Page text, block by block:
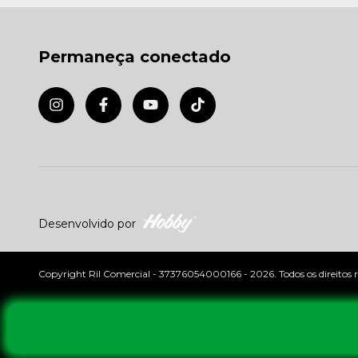
Permaneça conectado
Desenvolvido por
Copyright Ril Comercial - 37376054000166 - 2026. Todos os direitos